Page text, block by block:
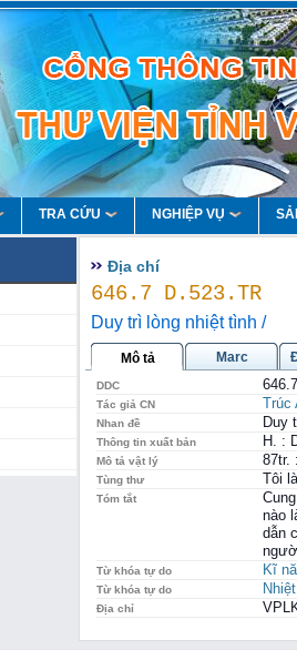
TRA CỨU NGHIỆP VỤ
Địa chí
646.7 D.523.TR
Duy trì lòng nhiệt tình /
Mô tả Marc
DDC 646.7
Tác giả CN Trúc
Nhan đề Duy
Thông tin xuất bản H. :
Mô tả vật lý 87tr.
Tùng thư Tôi
Tóm tắt
nào
dẫn
Từ khóa tự do Kĩ
Từ khóa tự do
Địa chỉ